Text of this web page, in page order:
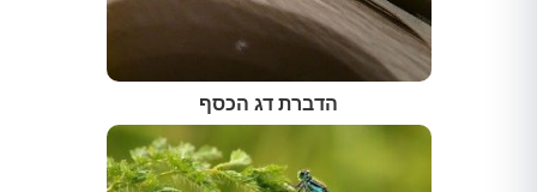
הדברת דג הכסף